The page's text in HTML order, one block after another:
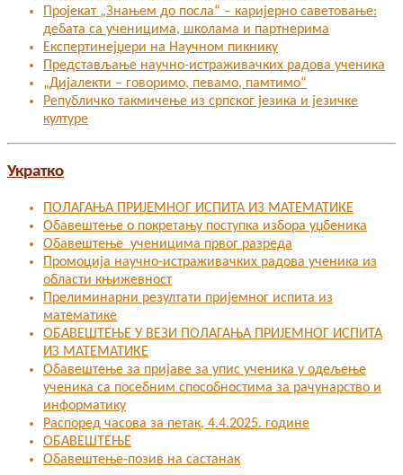
Пројекат „Знањем до посла“ – каријерно саветовање:
дебата са ученицима, школама и партнерима
Експертинејџери на Научном пикнику
Представљање научно-истраживачких радова ученика
„Дијалекти – говоримо, певамо, памтимо“
Републичко такмичење из српског језика и језичке
културе
Укратко
ПОЛАГАЊА ПРИЈЕМНОГ ИСПИТА ИЗ МАТЕМАТИКЕ
Обавештење о покретању поступка избора уџбеника
Обавештење ученицима првог разреда
Промоција научно-истраживачких радова ученика из
области књижевност
Прелиминарни резултати пријемног испита из
математике
ОБАВЕШТЕЊЕ У ВЕЗИ ПОЛАГАЊА ПРИЈЕМНОГ ИСПИТА
ИЗ МАТЕМАТИКЕ
Oбавештење за пријаве за упис ученика у одељење
ученика са посебним способностима за рачунарство и
информатику
Распоред часова за петак, 4.4.2025. године
ОБАВЕШТЕЊЕ
Обавештење-позив на састанак